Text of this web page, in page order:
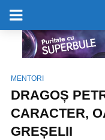
MENTORI
DRAGOȘ
CARACTER,
GREȘELII